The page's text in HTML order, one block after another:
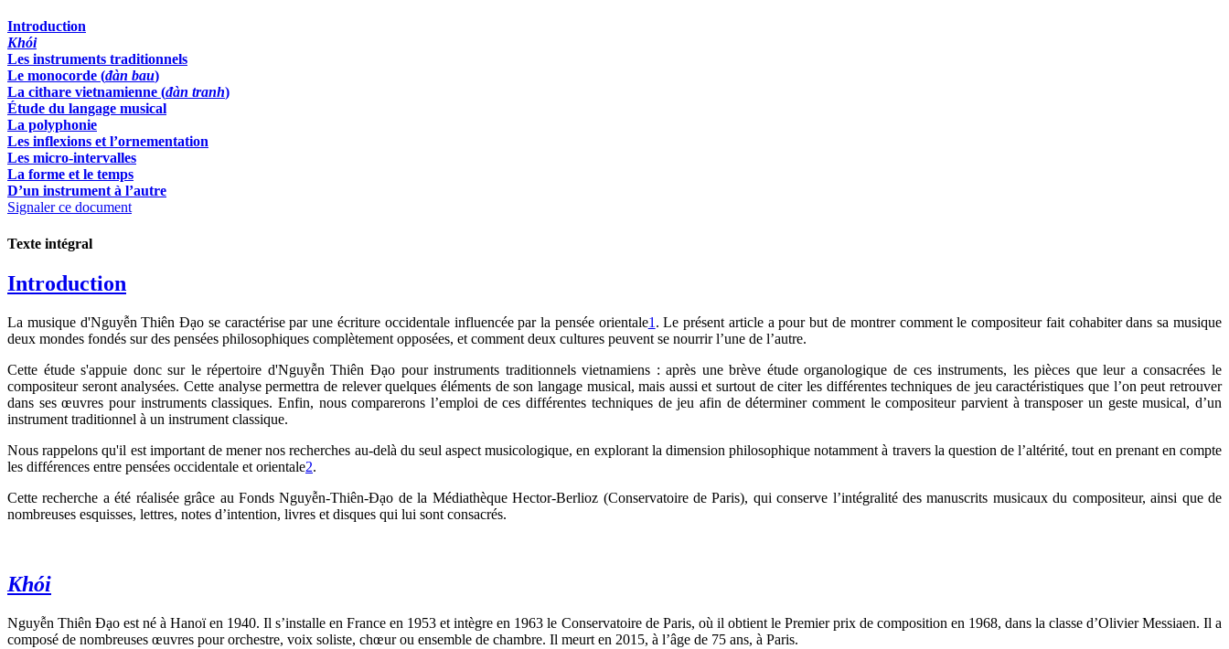
Introduction
Khói
Les instruments traditionnels
Le monocorde (đàn bau)
La cithare vietnamienne (đàn tranh)
Étude du langage musical
La polyphonie
Les inflexions et l’ornementation
Les micro-intervalles
La forme et le temps
D’un instrument à l’autre
Signaler ce document
Texte intégral
Introduction
La musique d'Nguyễn Thiên Đạo se caractérise par une écriture occidentale influencée par la pensée orientale1 . Le présent article a pour but de montrer comment le compositeur fait cohabiter dans sa musique
deux mondes fondés sur des pensées philosophiques complètement opposées, et comment deux cultures peuvent se nourrir l’une de l’autre.
Cette étude s'appuie donc sur le répertoire d'Nguyễn Thiên Đạo pour instruments traditionnels vietnamiens : après une brève étude organologique de ces instruments, les pièces que leur a consacrées le
compositeur seront analysées. Cette analyse permettra de relever quelques éléments de son langage musical, mais aussi et surtout de citer les différentes techniques de jeu caractéristiques que l’on peut retrouver
dans ses œuvres pour instruments classiques. Enfin, nous comparerons l’emploi de ces différentes techniques de jeu afin de déterminer comment le compositeur parvient à transposer un geste musical, d’un
instrument traditionnel à un instrument classique.
Nous rappelons qu'il est important de mener nos recherches au-delà du seul aspect musicologique, en explorant la dimension philosophique notamment à travers la question de l’altérité, tout en prenant en compte
les différences entre pensées occidentale et orientale2.
Cette recherche a été réalisée grâce au Fonds Nguyễn-Thiên-Đạo de la Médiathèque Hector-Berlioz (Conservatoire de Paris), qui conserve l’intégralité des manuscrits musicaux du compositeur, ainsi que de
nombreuses esquisses, lettres, notes d’intention, livres et disques qui lui sont consacrés.
Khói
Nguyễn Thiên Đạo est né à Hanoï en 1940. Il s’installe en France en 1953 et intègre en 1963 le Conservatoire de Paris, où il obtient le Premier prix de composition en 1968, dans la classe d’Olivier Messiaen. Il a
composé de nombreuses œuvres pour orchestre, voix soliste, chœur ou ensemble de chambre. Il meurt en 2015, à l’âge de 75 ans, à Paris.